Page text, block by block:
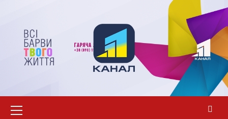
вмісту
меню